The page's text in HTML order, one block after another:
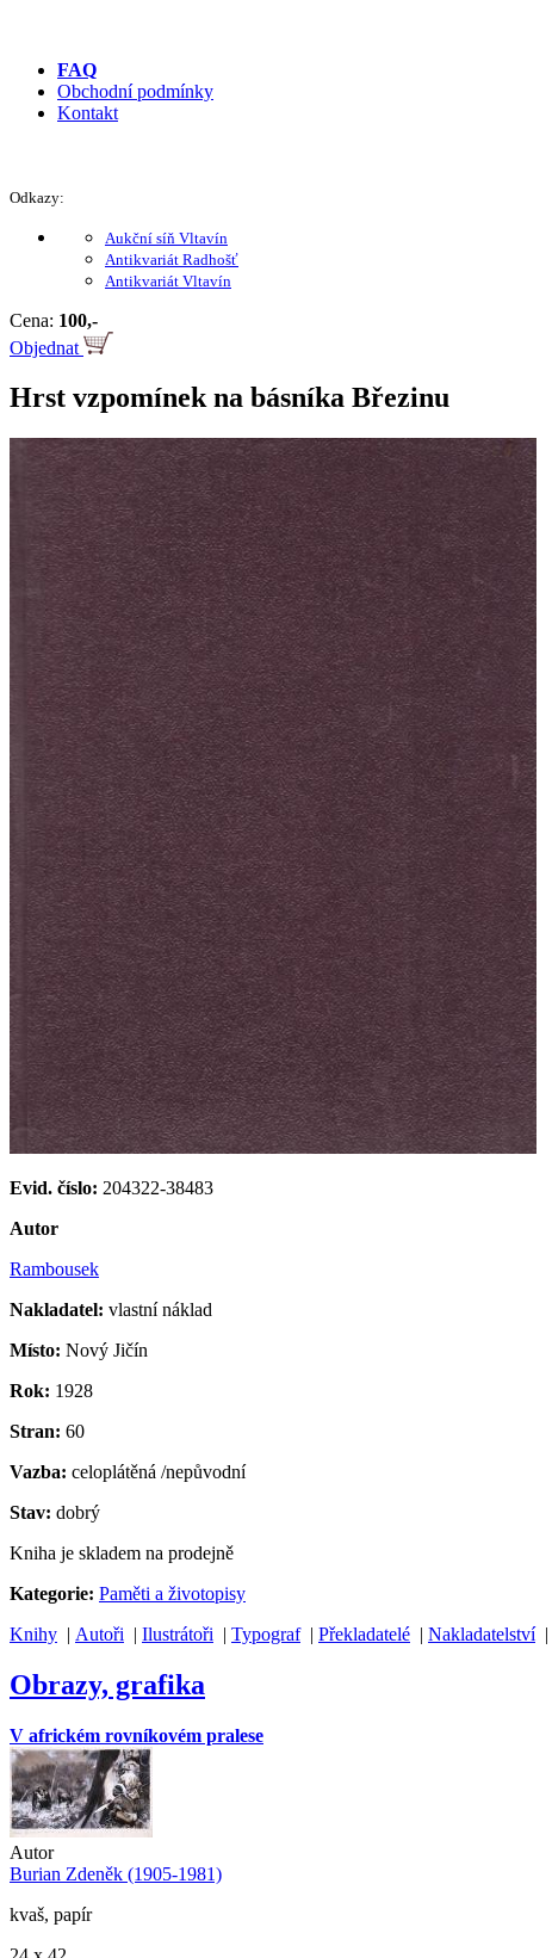
FAQ
Obchodní podmínky
Kontakt
Odkazy:
Aukční síň Vltavín
Antikvariát Radhošť
Antikvariát Vltavín
Cena: 100,-
Objednat
Hrst vzpomínek na básníka Březinu
Evid. číslo: 204322-38483
Autor
Rambousek
Nakladatel: vlastní náklad
Místo: Nový Jičín
Rok: 1928
Stran: 60
Vazba: celoplátěná /nepůvodní
Stav: dobrý
Kniha je skladem na prodejně
Kategorie: Paměti a životopisy
Knihy | Autoři | Ilustrátoři | Typograf| Překladatelé | Nakladatelství|
Obrazy, grafika
V africkém rovníkovém pralese
Autor
Burian Zdeněk (1905-1981)
kvaš, papír